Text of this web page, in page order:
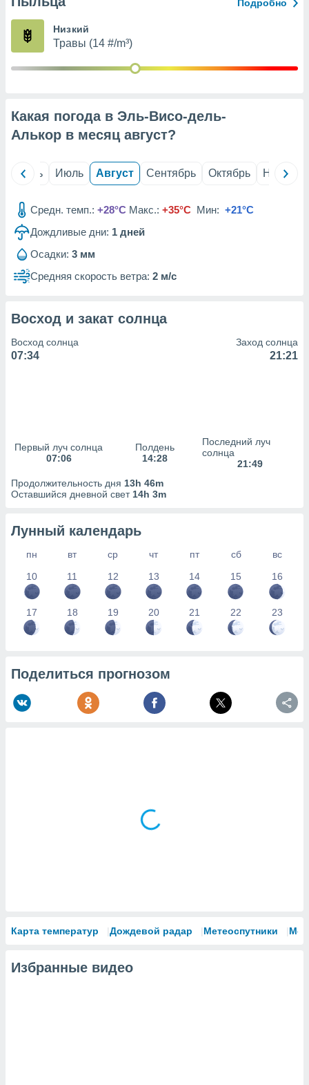
из
рекламы
сведения
Подробно
Низкий
Травы (14 #/m³)
Какая погода в Эль-Висо-дель-
Алькор в месяц август?
Июнь Июль Август Сентябрь Октябрь Ноябрь
Средн. темп.: +28°C Макс.: +35°C Мин: +21°C
Дождливые дни: 1 дней
Осадки: 3 мм
Средняя скорость ветра: 2 м/с
Восход и закат солнца
Восход солнца
07:34
Заход солнца
21:21
Первый луч солнца
07:06
Полдень
14:28
Последний луч
солнца
21:49
Продолжительность дня 13h 46m
Оставшийся дневной свет 14h 3m
Лунный календарь
пн вт ср чт пт сб
вс
10
11 12 13 14 15 16
17 18 19 20 21 22 23
Поделиться прогнозом
Карта температур Дождевой радар Метеоспутники
Избранные видео